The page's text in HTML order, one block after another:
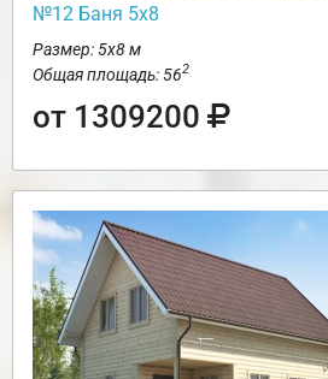
№12 Баня 5х8
Размер: 5х8 м
Общая площадь: 562
от 1309200